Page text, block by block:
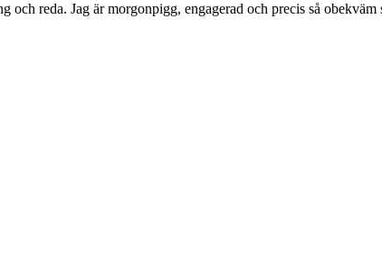
och reda. Jag är morgonpigg, engagerad och precis så